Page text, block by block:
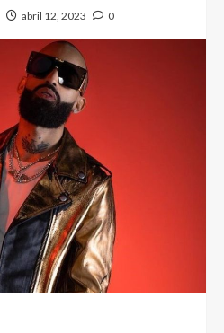
abril 12, 2023 0